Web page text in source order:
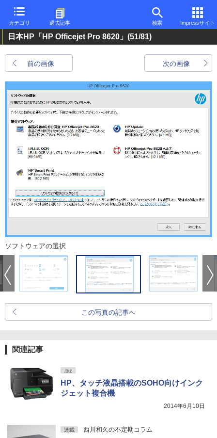
カテゴリ 過去記事 検索 Impressサイト
日本HP「HP Officejet Pro 8620」 (51/81)
前の画像 次の画像
ソフトウェアの選択
この写真の記事へ
関連記事
.biz
HP、タッチ液晶搭載のSOHO向けインク
ジェット複合機
2014年6月10日
連載 西川和久の不定期コラム